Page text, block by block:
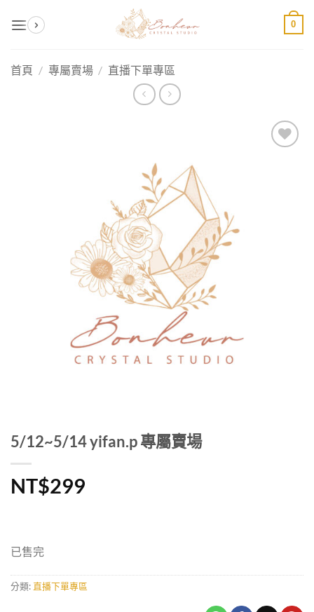
0
首頁 / 專屬賣場 / 直播下單專區
5/12~5/14 yifan.p 專屬賣場
NT$299
已售完
分類: 直播下單專區